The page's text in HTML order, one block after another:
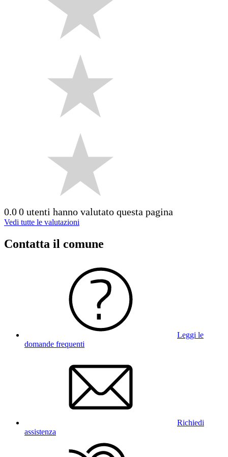
0.00 utenti hanno valutato questa pagina
Vedi tutte le valutazioni
Contatta il comune
Leggi le
domande frequenti
Richiedi
assistenza